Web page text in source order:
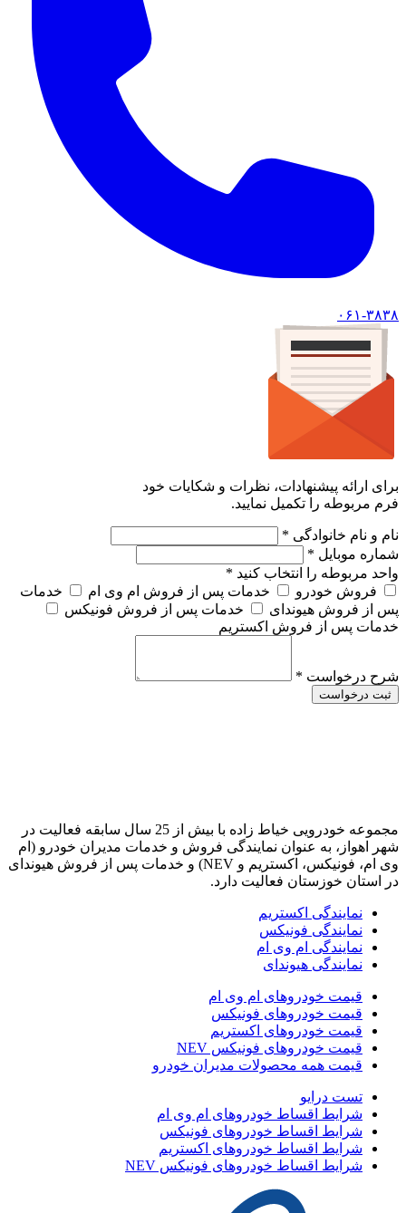
۰۶۱-۳۸۳۸
برای ارائه پیشنهادات، نظرات و شکایات خود
فرم مربوطه را تکمیل نمایید.
نام و نام خانوادگی *
شماره موبایل *
واحد مربوطه را انتخاب کنید *
فروش خودرو
خدمات پس از فروش ام وی ام
خدمات
پس از فروش هیوندای
خدمات پس از فروش فونیکس
خدمات پس از فروش اکستریم
شرح درخواست *
ثبت درخواست
مجموعه خودرویی خیاط زاده با بیش از 25 سال سابقه فعالیت در
شهر اهواز، به عنوان نمایندگی فروش و خدمات مدیران خودرو (ام
وی ام، فونیکس، اکستریم و NEV) و خدمات پس از فروش هیوندای
در استان خوزستان فعالیت دارد.
نمایندگی اکستریم
نمایندگی فونیکس
نمایندگی ام وی ام
نمایندگی هیوندای
قیمت خودروهای ام وی ام
قیمت خودروهای فونیکس
قیمت خودروهای اکستریم
قیمت خودروهای فونیکس NEV
قیمت همه محصولات مدیران خودرو
تست درایو
شرایط اقساط خودروهای ام وی ام
شرایط اقساط خودروهای فونیکس
شرایط اقساط خودروهای اکستریم
شرایط اقساط خودروهای فونیکس NEV